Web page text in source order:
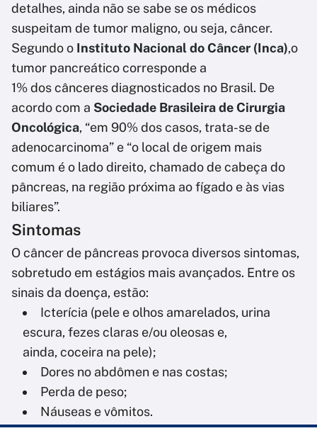
detalhes, ainda não se sabe se os médicos
suspeitam de tumor maligno, ou seja, câncer.
Segundo o Instituto Nacional do Câncer (Inca),o
tumor pancreático corresponde a
1% dos cânceres diagnosticados no Brasil. De
acordo com a Sociedade Brasileira de Cirurgia
Oncológica, “em 90% dos casos, trata-se de
adenocarcinoma” e “o local de origem mais
comum é o lado direito, chamado de cabeça do
pâncreas, na região próxima ao fígado e às vias
biliares”.
Sintomas
O câncer de pâncreas provoca diversos sintomas,
sobretudo em estágios mais avançados. Entre os
sinais da doença, estão:
Icterícia (pele e olhos amarelados, urina
escura, fezes claras e/ou oleosas e,
ainda, coceira na pele);
Dores no abdômen e nas costas;
Perda de peso;
Náuseas e vômitos.